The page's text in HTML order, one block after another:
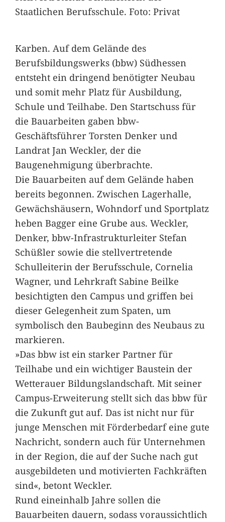
Staatlichen Berufsschule. Foto: Privat
Karben. Auf dem Gelände des
Berufsbildungswerks (bbw) Südhessen
entsteht ein dringend benötigter Neubau
und somit mehr Platz für Ausbildung,
Schule und Teilhabe. Den Startschuss für
die Bauarbeiten gaben bbw-
Geschäftsführer Torsten Denker und
Landrat Jan Weckler, der die
Baugenehmigung überbrachte.
Die Bauarbeiten auf dem Gelände haben
bereits begonnen. Zwischen Lagerhalle,
Gewächshäusern, Wohndorf und Sportplatz
heben Bagger eine Grube aus. Weckler,
Denker, bbw-Infrastrukturleiter Stefan
Schüßler sowie die stellvertretende
Schulleiterin der Berufsschule, Cornelia
Wagner, und Lehrkraft Sabine Beilke
besichtigten den Campus und griffen bei
dieser Gelegenheit zum Spaten, um
symbolisch den Baubeginn des Neubaus zu
markieren.
»Das bbw ist ein starker Partner für
Teilhabe und ein wichtiger Baustein der
Wetterauer Bildungslandschaft. Mit seiner
Campus-Erweiterung stellt sich das bbw für
die Zukunft gut auf. Das ist nicht nur für
junge Menschen mit Förderbedarf eine gute
Nachricht, sondern auch für Unternehmen
in der Region, die auf der Suche nach gut
ausgebildeten und motivierten Fachkräften
sind«, betont Weckler.
Rund eineinhalb Jahre sollen die
Bauarbeiten dauern, sodass voraussichtlich